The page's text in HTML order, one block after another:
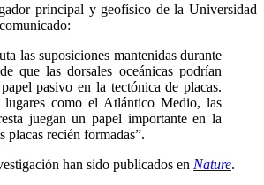
principal y geofísico de la Universidad
las suposiciones mantenidas durante
que las dorsales oceánicas podrían
pasivo en la tectónica de placas.
lugares como el Atlántico Medio, las
juegan un papel importante en la
placas recién formadas”.
han sido publicados en Nature.